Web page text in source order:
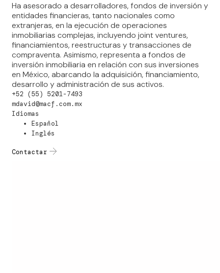
Ha asesorado a desarrolladores, fondos de inversión y
entidades financieras, tanto nacionales como
extranjeras, en la ejecución de operaciones
inmobiliarias complejas, incluyendo joint ventures,
financiamientos, reestructuras y transacciones de
compraventa. Asimismo, representa a fondos de
inversión inmobiliaria en relación con sus inversiones
en México, abarcando la adquisición, financiamiento,
desarrollo y administración de sus activos.
+52 (55) 5201-7493
mdavid@macf.com.mx
Idiomas
Español
Inglés
Contactar